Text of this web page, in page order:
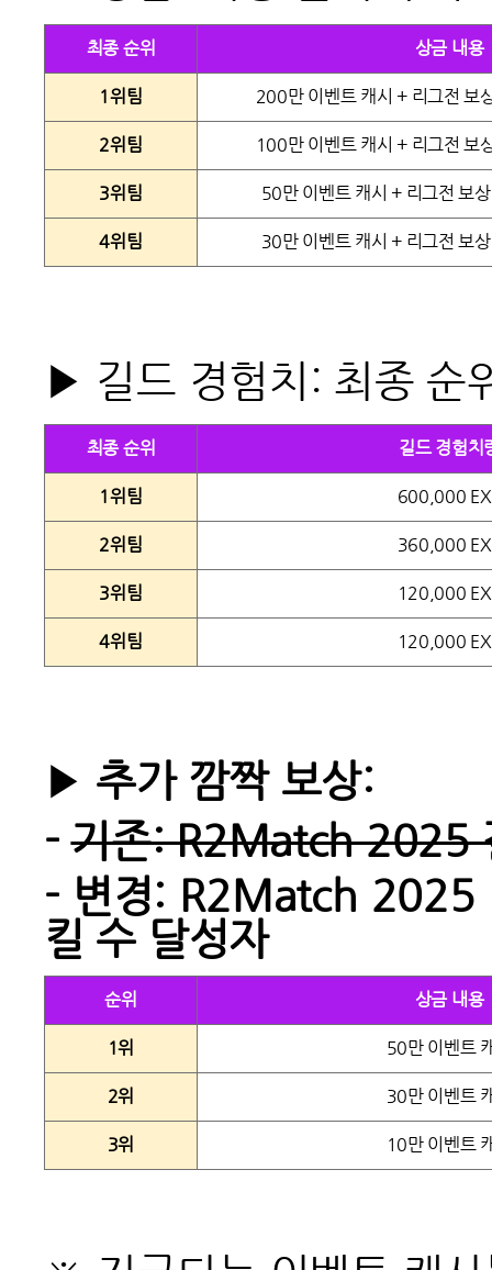
최종 순위 상금 내용
1위팀 200만 이벤트 캐시 + 리그전 보
2위팀 100만 이벤트 캐시 + 리그전 보
3위팀 50만 이벤트 캐시 + 리그전 보
4위팀 30만 이벤트 캐시 + 리그전 보
▶ 길드 경험치 : 최종 순
최종 순위 길드 경험치
1위팀 600,000
2위팀 360,000
3위팀 120,000
4위팀 120,000
▶ 추가 깜짝 보상:
-기존: R2Match 2025
- 변경: R2Match 2025
킬 수 달성자
순위 상금 내용
1위 50만 이벤트
2위 30만 이벤트
3위 10만 이벤트